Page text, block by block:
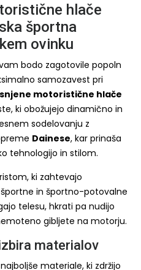
hlače
športna
ovinku
bodo zagotovile popoln
samozavest pri
motoristične hlače
ki obožujejo dinamično in
sodelovanju z
Dainese, kar prinaša
tehnologijo in stilom.
ki zahtevajo
in športno-potovalne
telesu, hkrati pa nudijo
gibljete na motorju.
materialov
materiale, ki zdržijo